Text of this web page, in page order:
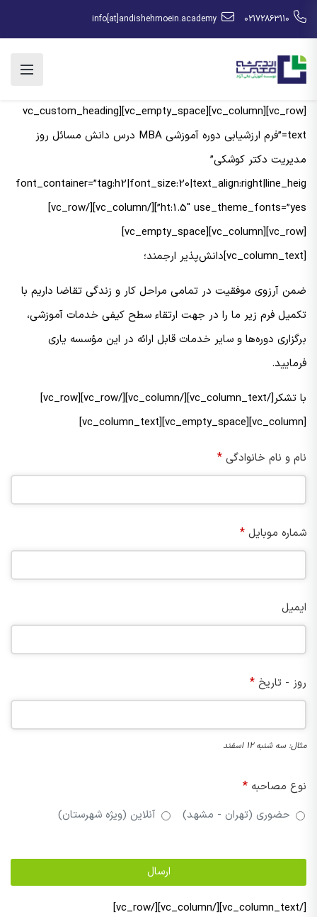
02172863110
info[at]andishehmoein.academy
[vc_row][vc_column][vc_empty_space][vc_custom_heading
text=”فرم ارزشیابی دوره آموزشی MBA درس دانش مسائل روز
مدیریت دکتر کوشکی”
font_container=”tag:h2|font_size:20|text_align:right|line_heig
ht:1.5″ use_theme_fonts=”yes”][/vc_column][/vc_row]
[vc_row][vc_column][vc_empty_space]
[vc_column_text]دانش‌پذیر ارجمند؛
ضمن آرزوی موفقیت در تمامی مراحل کار و زندگی تقاضا داریم با
تکمیل فرم زیر ما را در جهت ارتقاء سطح کیفی خدمات آموزشی،
برگزاری دوره‌ها و سایر خدمات قابل ارائه در این مؤسسه یاری
فرمایید.
با تشکر[/vc_column_text][/vc_column][/vc_row][vc_row]
[vc_column][vc_empty_space][vc_column_text]
نام و نام خانوادگی *
شماره موبایل *
ایمیل
روز - تاریخ *
مثال: سه شنبه 12 اسفند
نوع مصاحبه *
حضوری (تهران - مشهد) آنلاین (ویژه شهرستان)
Phone
Number
*
ارسال
[/vc_column_text][/vc_column][/vc_row]